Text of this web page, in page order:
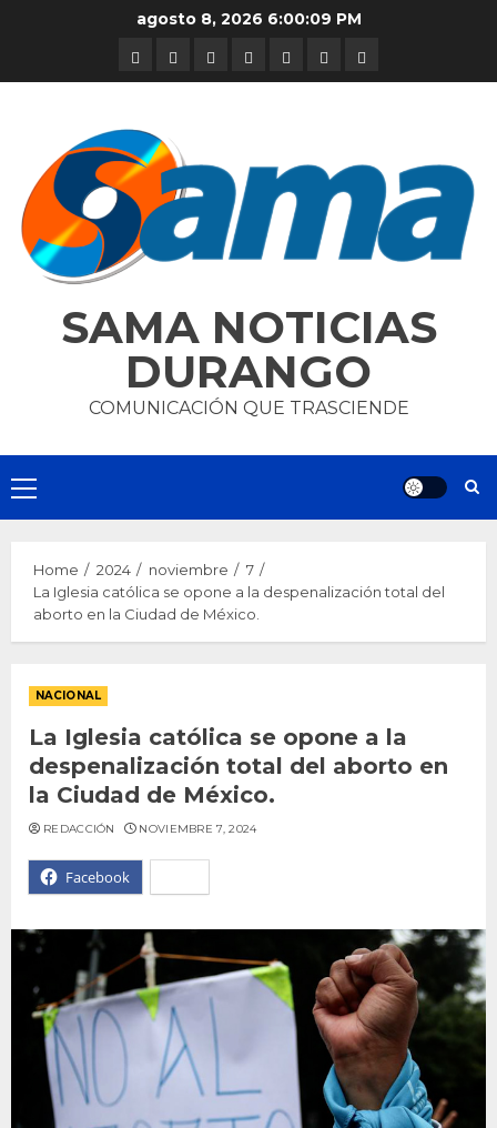
agosto 8, 2026 6:00:09 PM
DURANGO
NACIONAL
INTERNACIONAL
DEPORTES
ENTRETENIMIENTO
CIENCIA
Y
OPINION
SAMA NOTICIAS
DURANGO
COMUNICACIÓN QUE TRASCIENDE
Primary
Menu
Home 2024 noviembre
7
La Iglesia católica se opone a la despenalización total del
aborto en la Ciudad de México.
NACIONAL
La Iglesia católica se opone a la
despenalización total del aborto en
la Ciudad de México.
Facebook
REDACCIÓN NOVIEMBRE 7, 2024